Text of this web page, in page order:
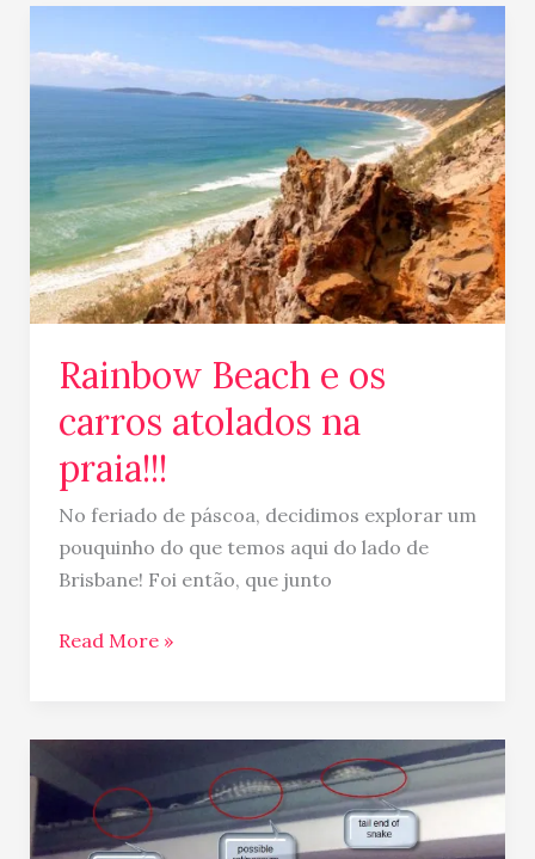
Rainbow Beach e os
carros atolados na
praia!!!
No feriado de páscoa, decidimos explorar um
pouquinho do que temos aqui do lado de
Brisbane! Foi então, que junto
Beach
e
atolados
na
praia!!!
Read More »
no
Jurassic
Park